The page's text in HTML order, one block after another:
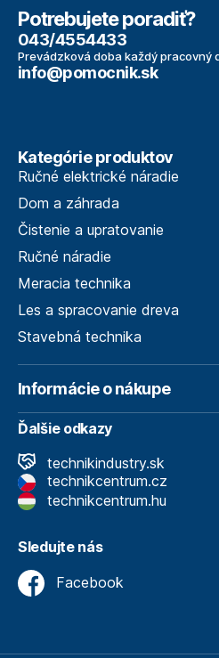
Potrebujete poradiť?
043/4554433
Prevádzková doba každý pracovný
info@pomocnik.sk
Kategórie produktov
Ručné elektrické náradie
Dom a záhrada
Čistenie a upratovanie
Ručné náradie
Meracia technika
Les a spracovanie dreva
Stavebná technika
Informácie o nákupe
Ďalšie odkazy
technikindustry.sk
technikcentrum.cz
technikcentrum.hu
Sledujte nás
Facebook